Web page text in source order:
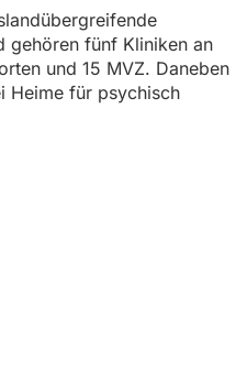
gehören fünf Kliniken an
und 15 MVZ. Daneben
Heime für psychisch